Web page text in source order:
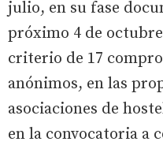
julio, en su fase
próximo 4 de
criterio de 17
anónimos, en las
asociaciones de
en la convocatoria a